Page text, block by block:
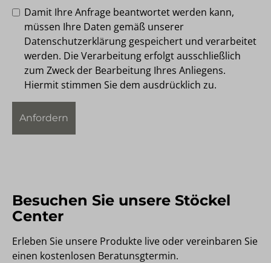
Damit Ihre Anfrage beantwortet werden kann,
müssen Ihre Daten gemäß unserer
Datenschutzerklärung gespeichert und verarbeitet
werden. Die Verarbeitung erfolgt ausschließlich
zum Zweck der Bearbeitung Ihres Anliegens.
Hiermit stimmen Sie dem ausdrücklich zu.
Besuchen Sie unsere Stöckel
Center
Erleben Sie unsere Produkte live oder vereinbaren Sie
einen kostenlosen Beratunsgtermin.